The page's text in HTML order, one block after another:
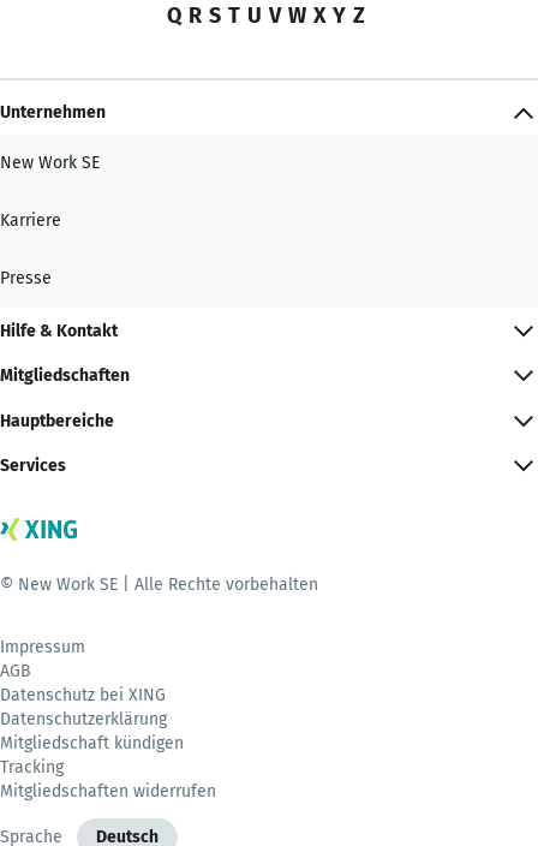
Q R S T U V W X Y Z
Unternehmen
New Work SE
Karriere
Presse
Hilfe & Kontakt
Mitgliedschaften
Hauptbereiche
Services
© New Work SE | Alle Rechte vorbehalten
Impressum
AGB
Datenschutz bei XING
Datenschutzerklärung
Mitgliedschaft kündigen
Tracking
Mitgliedschaften widerrufen
Sprache Deutsch